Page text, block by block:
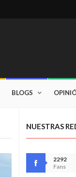
BLOGS
NUESTRAS
2292
Fans